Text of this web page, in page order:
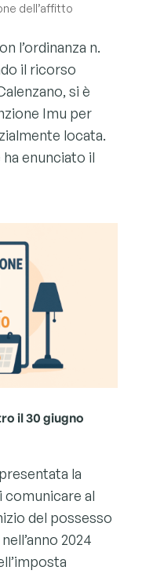
dell’affitto
l’ordinanza n.
il ricorso
si è
Imu per
locata.
enunciato il
il 30 giugno
la
comunicare al
del possesso
2024